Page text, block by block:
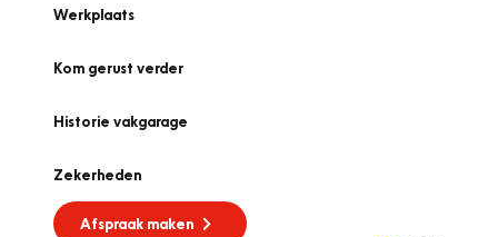
Werkplaats
Kom gerust verder
Historie vakgarage
Zekerheden
Afspraak maken